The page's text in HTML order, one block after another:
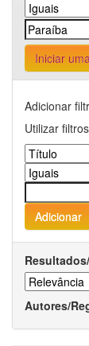
Iniciar
Adicionar
Utilizar
Autores/